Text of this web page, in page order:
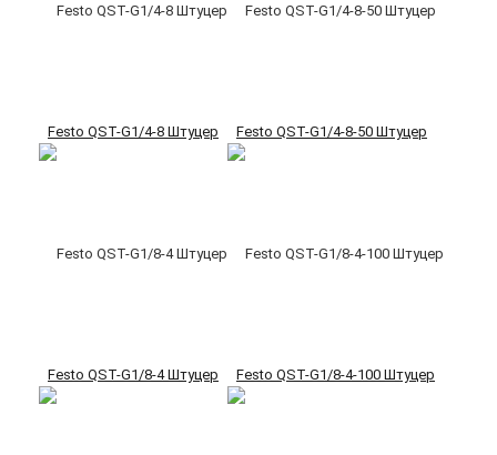
Festo QST-G1/4-8 Штуцер Festo QST-G1/4-8-50 Штуцер
Festo QST-G1/8-4 Штуцер Festo QST-G1/8-4-100 Штуцер